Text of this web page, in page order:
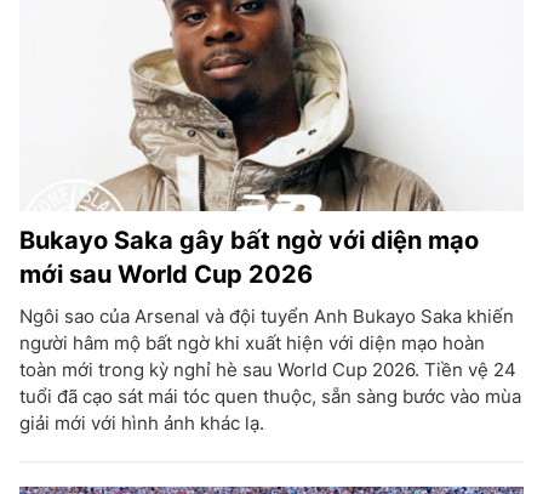
Bukayo Saka gây bất ngờ với diện mạo
mới sau World Cup 2026
Ngôi sao của Arsenal và đội tuyển Anh Bukayo Saka khiến
người hâm mộ bất ngờ khi xuất hiện với diện mạo hoàn
toàn mới trong kỳ nghỉ hè sau World Cup 2026. Tiền vệ 24
tuổi đã cạo sát mái tóc quen thuộc, sẵn sàng bước vào mùa
giải mới với hình ảnh khác lạ.